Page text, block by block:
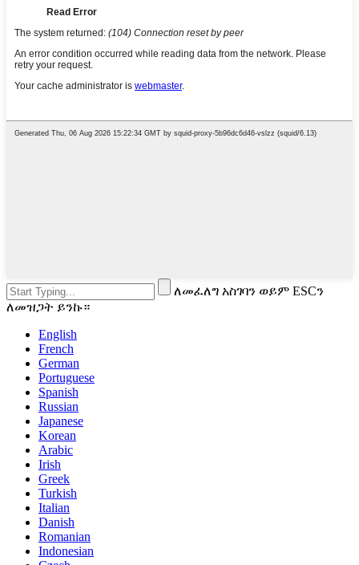
ለመፈለግ አስገባን ወይም ESCን
ለመዝጋት ይንኩ።
English
French
German
Portuguese
Spanish
Russian
Japanese
Korean
Arabic
Irish
Greek
Turkish
Italian
Danish
Romanian
Indonesian